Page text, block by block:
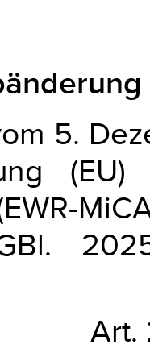
5.
(EU)
Art.